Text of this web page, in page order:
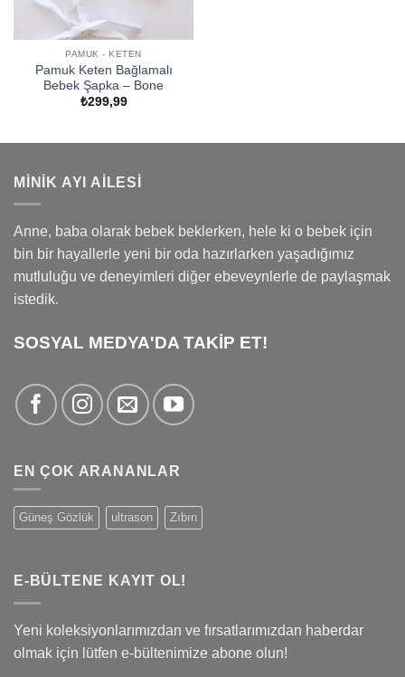
PAMUK - KETEN
Pamuk Keten Bağlamalı
Bebek Şapka – Bone
₺299,99
MINIK AYI AILESI
Anne, baba olarak bebek beklerken, hele ki o bebek için
bin bir hayallerle yeni bir oda hazırlarken yaşadığımız
mutluluğu ve deneyimleri diğer ebeveynlerle de paylaşmak
istedik.
SOSYAL MEDYA'DA TAKİP ET!
EN ÇOK ARANANLAR
Güneş Gözlük ultrason Zıbın
E-BÜLTENE KAYIT OL!
Yeni koleksiyonlarımızdan ve fırsatlarımızdan haberdar
olmak için lütfen e-bültenimize abone olun!